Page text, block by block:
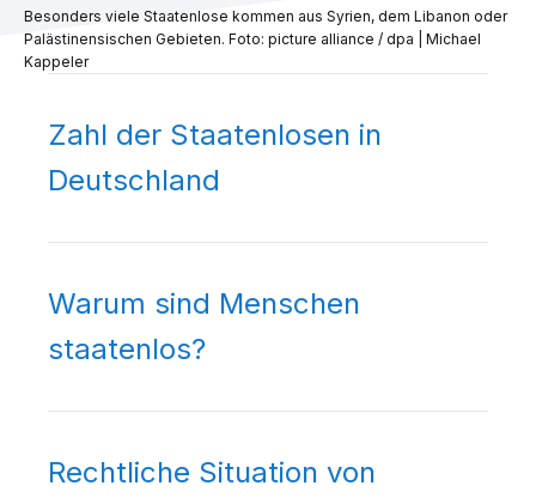
Besonders viele Staatenlose kommen aus Syrien, dem Libanon oder
Palästinensischen Gebieten. Foto: picture alliance / dpa | Michael
Kappeler
Zahl der Staatenlosen in
Deutschland
Warum sind Menschen
staatenlos?
Rechtliche Situation von